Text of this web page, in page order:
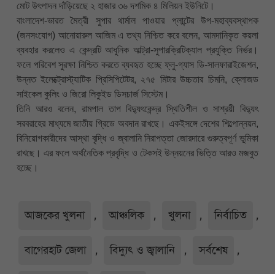
মোট উৎপাদন দাঁড়িয়েছে ২ হাজার ৩৬ দশমিক ৪ মিলিয়ন ইউনিটে।
বাংলাদেশ-ভারত মৈত্রী সুপার থার্মাল পাওয়ার প্লান্টের উপ-মহাব্যবস্থাপক
(জনসংযোগ) আনোয়ারুল আজিম এ তথ্য নিশ্চিত করে বলেন, আমদানিকৃত কয়লা
ব্যবহার করলেও এ কেন্দ্রটি আধুনিক আল্ট্রা-সুপারক্রিটিক্যাল প্রযুক্তি নির্ভর।
ফলে পরিবেশ সুরক্ষা নিশ্চিত করতে ব্যবহৃত হচ্ছে ফ্লু-গ্যাস ডি-সালফারাইজেশন,
উন্নত ইলেক্ট্রোস্ট্যাটিক প্রিসিপিটেটর, ২৭৫ মিটার উচ্চতার চিমনি, ক্লোজড
সাইকেল কুলিং ও জিরো লিকুইড ডিসচার্জ সিস্টেম।
তিনি আরও বলেন, রামপাল তাপ বিদ্যুৎকেন্দ্র স্থিতিশীল ও সাশ্রয়ী বিদ্যুৎ
সরবরাহের মাধ্যমে জাতীয় গ্রিডে অবদান রাখছে। একইসঙ্গে দেশের শিল্পোন্নয়ন,
বিনিয়োগকারীদের আস্থা বৃদ্ধি ও জ্বালানি নিরাপত্তা জোরদারে গুরুত্বপূর্ণ ভূমিকা
রাখছে। এর ফলে অর্থনৈতিক প্রবৃদ্ধি ও টেকসই উন্নয়নের ভিত্তি আরও মজবুত
হচ্ছে।
আজকের খুলনা , আঞ্চলিক , খুলনা , নির্বাচিত ,
বাগেরহাট জেলা , বিদ্যুৎ ও জ্বালানি , সর্বশেষ ,